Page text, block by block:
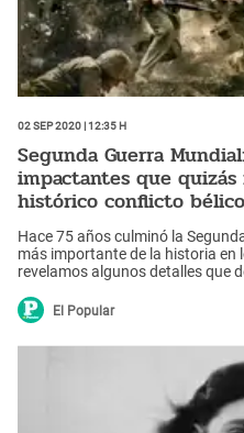
02 Sep 2020 | 12:35 h
Segunda Guerra
impactantes que
histórico conflicto bélico
Hace 75 años culminó la
más importante de la historia en
revelamos algunos detalles que
El Popular